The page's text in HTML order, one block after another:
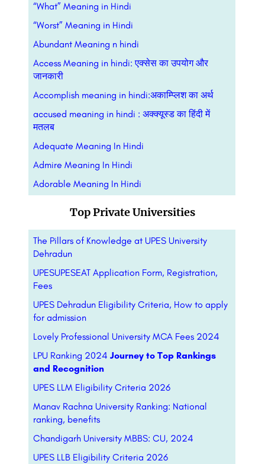
“What” Meaning in Hindi
“Worst” Meaning in Hindi
Abundant Meaning n hindi
Access Meaning in hindi: एक्सेस का उपयोग और
जानकारी
Accomplish meaning in hindi:अकाम्प्लिश का अर्थ
accused meaning in hindi : अक्क्यूस्ड का हिंदी में
मतलब
Adequate Meaning In Hindi
Admire Meaning In Hindi
Adorable Meaning In Hindi
Top Private Universities
The Pillars of Knowledge at UPES University
Dehradun
UPESUPESEAT Application Form, Registration,
Fees
UPES Dehradun Eligibility Criteria, How to apply
for admission
Lovely Professional University MCA Fees 2024
LPU Ranking 2024 Journey to Top Rankings
and Recognition
UPES LLM Eligibility Criteria 2026
Manav Rachna University Ranking: National
ranking, benefits
Chandigarh University MBBS: CU, 2024
UPES LLB Eligibility Criteria 2026